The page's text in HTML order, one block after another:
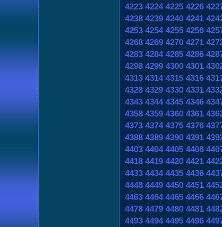
4223 4224 4225 4226
4238 4239 4240 4241
4253 4254 4255 4256
4268 4269 4270 4271
4283 4284 4285 4286
4298 4299 4300 4301
4313 4314 4315 4316
4328 4329 4330 4331
4343 4344 4345 4346
4358 4359 4360 4361
4373 4374 4375 4376
4388 4389 4390 4391
4403 4404 4405 4406
4418 4419 4420 4421
4433 4434 4435 4436
4448 4449 4450 4451
4463 4464 4465 4466
4478 4479 4480 4481
4493 4494 4495 4496